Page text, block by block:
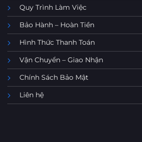
Quy Trình Làm Việc
Bảo Hành – Hoàn Tiền
Hình Thức Thanh Toán
Vận Chuyển – Giao Nhận
Chính Sách Bảo Mật
Liên hệ